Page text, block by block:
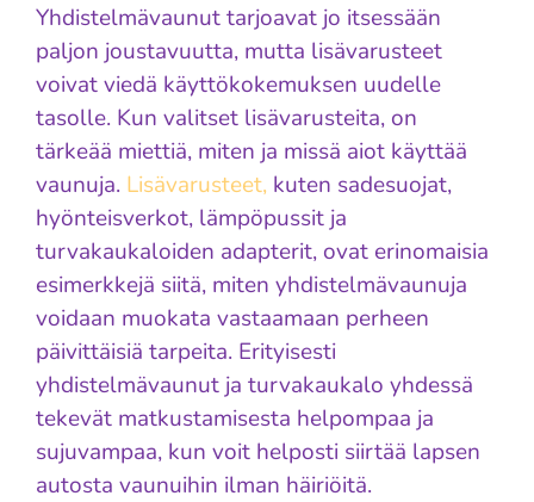
Yhdistelmävaunut tarjoavat jo itsessään
paljon joustavuutta, mutta lisävarusteet
voivat viedä käyttökokemuksen uudelle
tasolle. Kun valitset lisävarusteita, on
tärkeää miettiä, miten ja missä aiot käyttää
vaunuja. Lisävarusteet, kuten sadesuojat,
hyönteisverkot, lämpöpussit ja
turvakaukaloiden adapterit, ovat erinomaisia
esimerkkejä siitä, miten yhdistelmävaunuja
voidaan muokata vastaamaan perheen
päivittäisiä tarpeita. Erityisesti
yhdistelmävaunut ja turvakaukalo yhdessä
tekevät matkustamisesta helpompaa ja
sujuvampaa, kun voit helposti siirtää lapsen
autosta vaunuihin ilman häiriöitä.